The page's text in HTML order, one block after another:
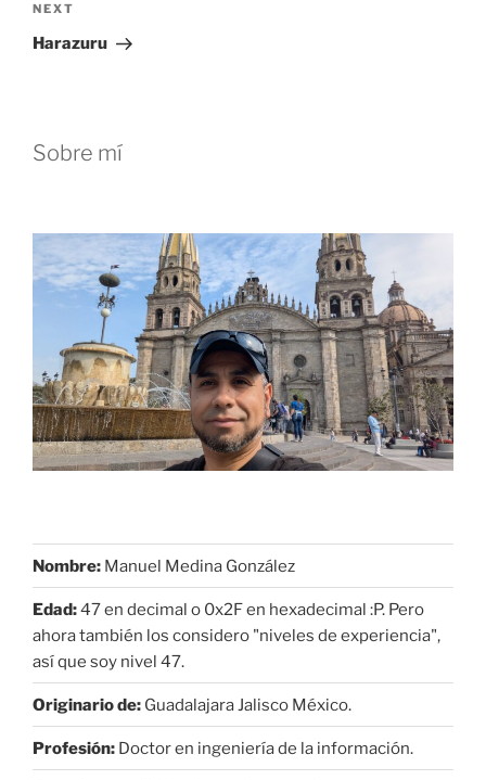
Next
Post
NEXT
Harazuru
Sobre mí
Nombre: Manuel Medina González
Edad:47 en decimal o 0x2F en hexadecimal :P. Pero
ahora también los considero "niveles de experiencia",
así que soy nivel 47.
Originario de: Guadalajara Jalisco México.
Profesión: Doctor en ingeniería de la información.